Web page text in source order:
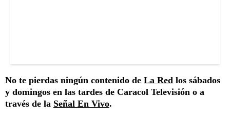
No te pierdas ningún contenido de La Red los sábados
y domingos en las tardes de Caracol Televisión o a
través de la Señal En Vivo.